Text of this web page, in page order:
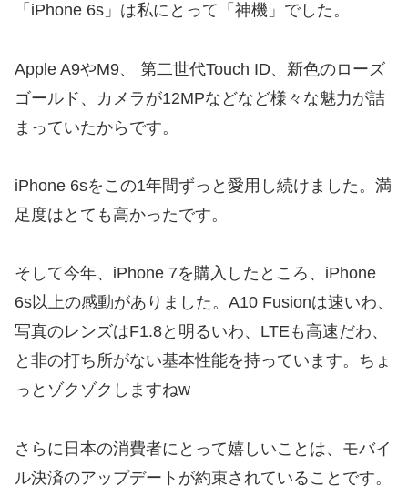
「iPhone 6s」は私にとって「神機」でした。
Apple A9やM9、 第二世代Touch ID、新色のローズ
ゴールド、カメラが12MPなどなど様々な魅力が詰
まっていたからです。
iPhone 6sをこの1年間ずっと愛用し続けました。満
足度はとても高かったです。
そして今年、iPhone 7を購入したところ、iPhone
6s以上の感動がありました。A10 Fusionは速いわ、
写真のレンズはF1.8と明るいわ、LTEも高速だわ、
と非の打ち所がない基本性能を持っています。ちょ
っとゾクゾクしますねw
さらに日本の消費者にとって嬉しいことは、モバイ
ル決済のアップデートが約束されていることです。